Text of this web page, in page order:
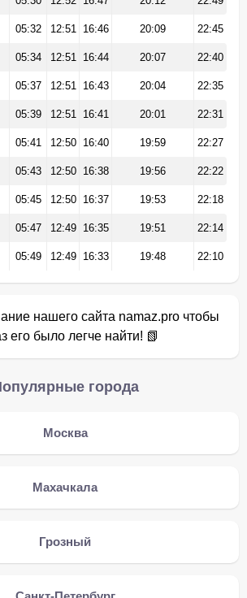
05:32 12:51 16:46 20:09 22:45
05:34 12:51 16:44 20:07 22:40
05:37 12:51 16:43 20:04 22:35
05:39 12:51 16:41 20:01 22:31
05:41 12:50 16:40 19:59 22:27
05:43 12:50 16:38 19:56 22:22
05:45 12:50 16:37 19:53 22:18
05:47 12:49 16:35 19:51 22:14
05:49 12:49 16:33 19:48 22:10
нашего сайта namaz.pro чтобы
его было легче найти! 📗
города
Москва
Махачкала
Грозный